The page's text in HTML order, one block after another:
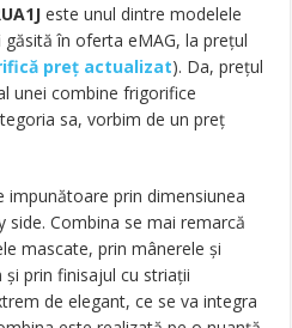
este unul dintre modelele
în oferta eMAG, la prețul
preț actualizat). Da, prețul
unei combine frigorifice
sa, vorbim de un preț
prin dimensiunea
side. Combina se mai remarcă
mascate, prin mânerele și
prin finisajul cu striații
de elegant, ce se va integra